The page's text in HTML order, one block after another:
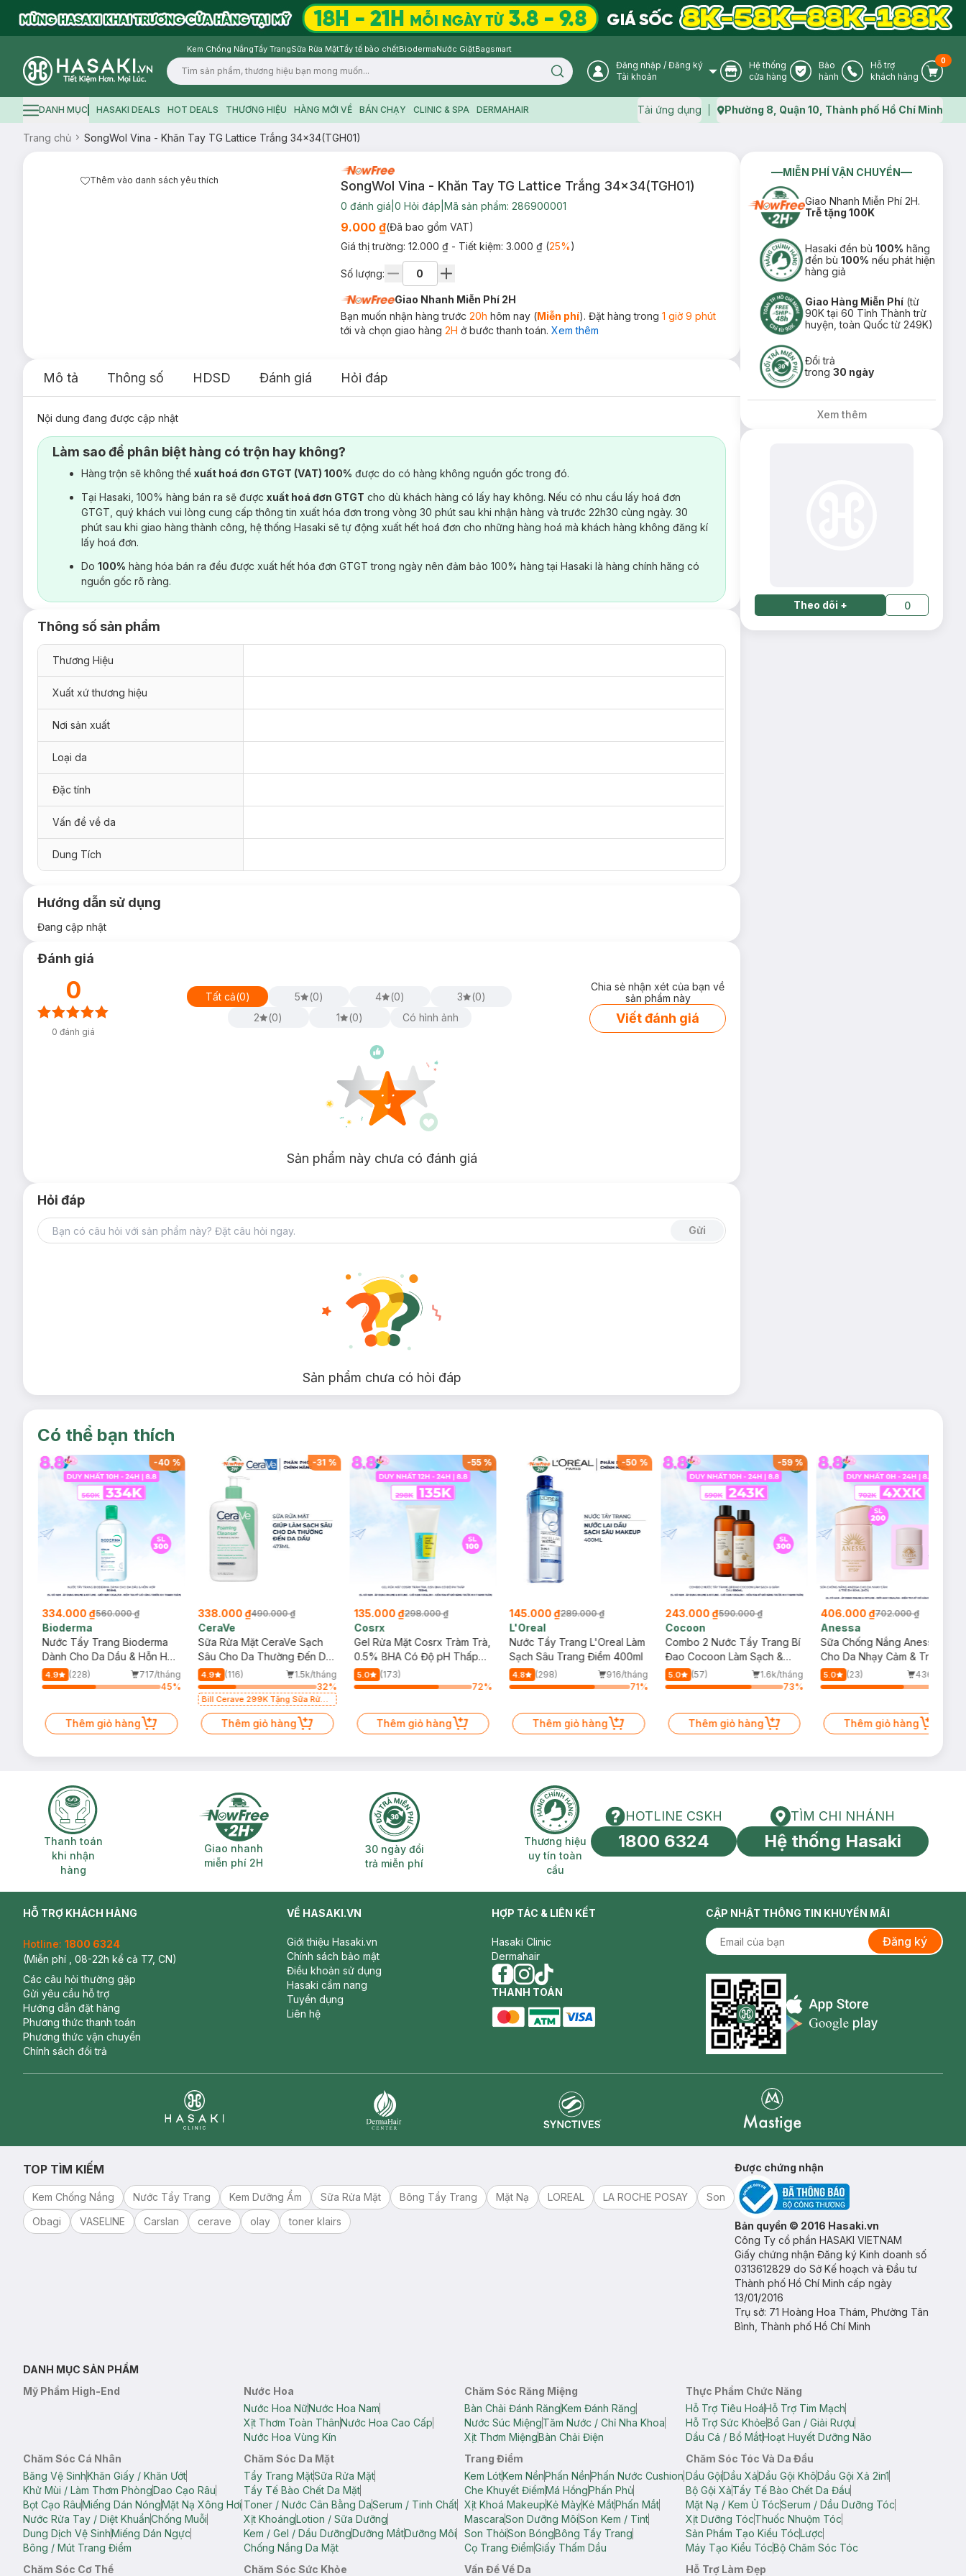
Kem Chống NắngTẩy TrangSữa Rửa MặtTẩy tế bào chếtBiodermaNước GiặtBagsmart
Logo
Search icon User Icon
Đăng nhập / Đăng ký
Tài khoản
Store Icon
Hệ thống
cửa hàng
Warranty Icon
Bảo
hành
Phone Icon
Hỗ trợ
khách hàng
Cart
0
Hamburger icon
DANH MỤC HASAKI DEALS HOT DEALS THƯƠNG HIỆU HÀNG MỚI VỀ BÁN CHẠY CLINIC & SPA DERMAHAIR Tải ứng dụng Map icon
Phường 8, Quận 10, Thành phố Hồ Chí Minh
Trang chủ SongWol Vina - Khăn Tay TG Lattice Trắng 34x34(TGH01)
Thêm vào danh sách yêu thích SongWol Vina - Khăn Tay TG Lattice Trắng 34x34(TGH01)
0 đánh giá 0 Hỏi đáp Mã sản phẩm: 286900001
9.000 ₫(Đã bao gồm VAT)
Giá thị trường: 12.000 ₫ - Tiết kiệm: 3.000 ₫(25%)
Số lượng:
Giao Nhanh Miễn Phí 2H
Bạn muốn nhận hàng trước 20h hôm nay (Miễn phí). Đặt hàng trong 1 giờ 9 phút
tới và chọn giao hàng 2H ở bước thanh toán. Xem thêm
Mô tả Thông số HDSD Đánh giá Hỏi đáp
Nội dung đang được cập nhật
Làm sao để phân biệt hàng có trộn hay không?
Hàng trộn sẽ không thể xuất hoá đơn GTGT (VAT) 100% được do có hàng không nguồn gốc trong đó.
Tại Hasaki, 100% hàng bán ra sẽ được xuất hoá đơn GTGT cho dù khách hàng có lấy hay không. Nếu có nhu cầu lấy hoá đơn
GTGT, quý khách vui lòng cung cấp thông tin xuất hóa đơn trong vòng 30 phút sau khi nhận hàng và trước 22h30 cùng ngày. 30
phút sau khi giao hàng thành công, hệ thống Hasaki sẽ tự động xuất hết hoá đơn cho những hàng hoá mà khách hàng không đăng kí
lấy hoá đơn.
Do 100% hàng hóa bán ra đều được xuất hết hóa đơn GTGT trong ngày nên đảm bảo 100% hàng tại Hasaki là hàng chính hãng có
nguồn gốc rõ ràng.
Thông số sản phẩm
Thương Hiệu
Xuất xứ thương hiệu
Nơi sản xuất
Loại da
Đặc tính
Vấn đề về da
Dung Tích
Hướng dẫn sử dụng
Đang cập nhật
Đánh giá
0
0 đánh giá
Tất cả(0) 5 (0) 4 (0) 3 (0)
2
(0) 1 (0) Có hình ảnh
Chia sẻ nhận xét của bạn về
sản phẩm này
Viết đánh giá
Sản phẩm này chưa có đánh giá
Hỏi đáp
Gửi
Sản phẩm chưa có hỏi đáp
MIỄN PHÍ VẬN CHUYỂN
Giao Nhanh Miễn Phí 2H.
Trễ tặng 100K
Hasaki đền bù100% hãng
đền bù100% nếu phát hiện
hàng giả
Giao Hàng Miễn Phí (từ
90K tại 60 Tỉnh Thành trừ
huyện, toàn Quốc từ 249K)
Đổi trả
trong30 ngày
Xem thêm
Theo dõi + 0
Có thể bạn thích
-40 %
334.000 ₫560.000 ₫
Bioderma
Nước Tẩy Trang Bioderma
Dành Cho Da Dầu & Hỗn Hợp
500ml
4.9 (228)
717/tháng
45%
Thêm giỏ hàng
-31 %
338.000 ₫490.000 ₫
CeraVe
Sữa Rửa Mặt CeraVe Sạch
Sâu Cho Da Thường Đến Da
Dầu 473ml
4.9 (116)
1.5k/tháng
32%
Bill Cerave 299K Tặng Sữa Rửa
Thêm giỏ hàng
-55%
135.000 ₫298.000 ₫
Cosrx
Gel Rửa Mặt Cosrx Tràm Trà,
0.5% BHA Có Độ pH Thấp
150ml
5.0
(173)
72%
Thêm giỏ hàng
-50 %
145.000 ₫289.000 ₫
L'Oreal
Nước Tẩy Trang L'Oreal Làm
Sạch Sâu Trang Điểm 400ml
4.8 (298)
916/tháng
71%
Thêm giỏ hàng
-59%
243.000 ₫590.000 ₫
Cocoon
Combo 2 Nước Tẩy Trang Bí
Đao Cocoon Làm Sạch &
Giảm Dầu 500ml
5.0 (57)
1.6k/tháng
73%
Thêm giỏ hàng
406.000 ₫702.000 ₫
Anessa
Sữa Chống Nắng Anessa
Cho Da Nhạy Cảm & Trẻ Em
60ml (Mới)
5.0 (23)
436/tháng
Thêm giỏ hàng
Thanh toán khi nhận hàng
Thanh toán
khi nhận
hàng
Giao nhanh miễn phí 2H
Giao nhanh
miễn phí 2H
30 ngày đổi trả miễn phí
30 ngày đổi
trả miễn phí
Thương hiệu uy tín toàn cầu
Thương hiệu
uy tín toàn
cầu
HOTLINE CSKH
HOTLINE CSKH
1800 6324
Tìm chi nhánh
TÌM CHI NHÁNH
Hệ thống Hasaki
HỖ TRỢ KHÁCH HÀNG
Hotline: 1800 6324
(Miễn phí , 08-22h kể cả T7, CN)
Các câu hỏi thường gặp
Gửi yêu cầu hỗ trợ
Hướng dẫn đặt hàng
Phương thức thanh toán
Phương thức vận chuyển
Chính sách đổi trả
VỀ HASAKI.VN
Giới thiệu Hasaki.vn
Chính sách bảo mật
Điều khoản sử dụng
Hasaki cẩm nang
Tuyển dụng
Liên hệ
HỢP TÁC & LIÊN KẾT
Hasaki Clinic
Dermahair
facebook
instagram
tiktok
THANH TOÁN
CẬP NHẬT THÔNG TIN KHUYẾN MÃI
Đăng ký
Appstore icon
TOP TÌM KIẾM
Kem Chống Nắng Nước Tẩy Trang Kem Dưỡng Ẩm Sữa Rửa Mặt Bông Tẩy Trang Mặt Nạ LOREAL LA ROCHE POSAY
Son
Obagi
VASELINE Carslan cerave olay toner klairs
Được chứng nhận
Bản quyền © 2016 Hasaki.vn
Công Ty cổ phần HASAKI VIETNAM
Giấy chứng nhận Đăng ký Kinh doanh số
0313612829 do Sở Kế hoạch và Đầu tư
Thành phố Hồ Chí Minh cấp ngày
13/01/2016
Trụ sở: 71 Hoàng Hoa Thám, Phường Tân
Bình, Thành phố Hồ Chí Minh
DANH MỤC SẢN PHẨM
Mỹ Phẩm High-End
Nước Hoa
Nước Hoa NữNước Hoa Nam
Xịt Thơm Toàn ThânNước Hoa Cao Cấp
Nước Hoa Vùng Kín
Chăm Sóc Răng Miệng
Bàn Chải Đánh RăngKem Đánh Răng
Nước Súc MiệngTăm Nước / Chỉ Nha Khoa
Xịt Thơm MiệngBàn Chải Điện
Thực Phẩm Chức Năng
Hỗ Trợ Tiêu HoáHỗ Trợ Tim Mạch
Hỗ Trợ Sức KhỏeBổ Gan / Giải Rượu
Dầu Cá / Bổ MắtHoạt Huyết Dưỡng Não
Chăm Sóc Cá Nhân
Băng Vệ SinhKhăn Giấy / Khăn Ướt
Khử Mùi / Làm Thơm PhòngDao Cạo Râu
Bọt Cạo RâuMiếng Dán NóngMặt Nạ Xông Hơi
Nước Rửa Tay / Diệt KhuẩnChống Muỗi
Dung Dịch Vệ SinhMiếng Dán Ngực
Bông / Mút Trang Điểm
Chăm Sóc Da Mặt
Tẩy Trang MặtSữa Rửa Mặt
Tẩy Tế Bào Chết Da Mặt
Toner / Nước Cân Bằng DaSerum / Tinh Chất
Xịt KhoángLotion / Sữa Dưỡng
Kem / Gel / Dầu DưỡngDưỡng MắtDưỡng Môi
Chống Nắng Da Mặt
Trang Điểm
Kem LótKem NềnPhấn NềnPhấn Nước Cushion
Che Khuyết ĐiểmMá HồngPhấn Phủ
Xịt Khoá MakeupKẻ MàyKẻ MắtPhấn Mắt
MascaraSon Dưỡng MôiSon Kem / Tint
Son ThỏiSon BóngBông Tẩy Trang
Cọ Trang ĐiểmGiấy Thấm Dầu
Chăm Sóc Tóc Và Da Đầu
Dầu GộiDầu XảDầu Gội KhôDầu Gội Xả 2in1
Bộ Gội XảTẩy Tế Bào Chết Da Đầu
Mặt Nạ / Kem Ủ TócSerum / Dầu Dưỡng Tóc
Xịt Dưỡng TócThuốc Nhuộm Tóc
Sản Phẩm Tạo Kiểu TócLược
Máy Tạo Kiểu TócBộ Chăm Sóc Tóc
Chăm Sóc Cơ Thể
Chăm Sóc Sức Khỏe Vấn Đề Về Da Hỗ Trợ Làm Đẹp